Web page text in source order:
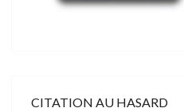
CITATION AU HASARD